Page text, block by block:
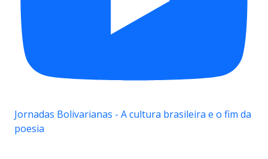
Jornadas Bolivarianas - A cultura brasileira e o fim da
poesia